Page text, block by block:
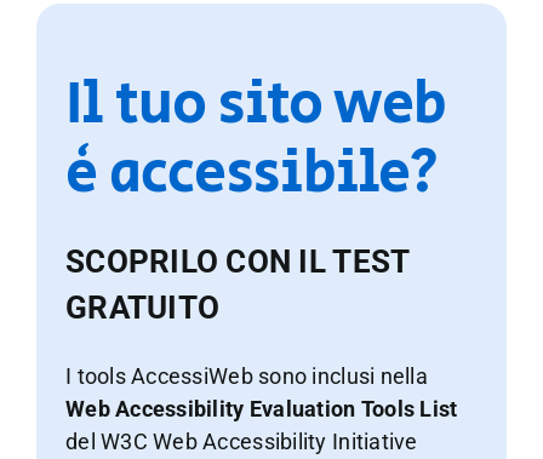
Il tuo sito web
è accessibile?
SCOPRILO CON IL TEST
GRATUITO
I tools AccessiWeb sono inclusi nella
Web Accessibility Evaluation Tools List
del W3C Web Accessibility Initiative